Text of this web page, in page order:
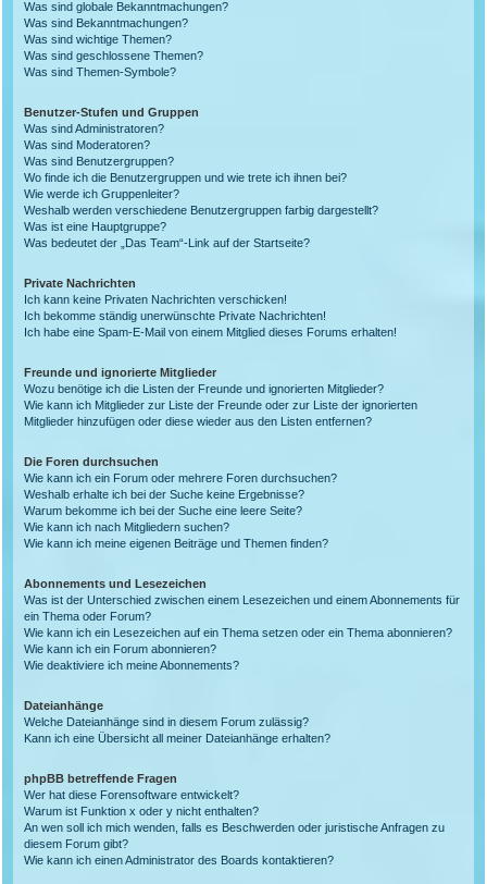
Was sind globale Bekanntmachungen?
Was sind Bekanntmachungen?
Was sind wichtige Themen?
Was sind geschlossene Themen?
Was sind Themen-Symbole?
Benutzer-Stufen und Gruppen
Was sind Administratoren?
Was sind Moderatoren?
Was sind Benutzergruppen?
Wo finde ich die Benutzergruppen und wie trete ich ihnen bei?
Wie werde ich Gruppenleiter?
Weshalb werden verschiedene Benutzergruppen farbig dargestellt?
Was ist eine Hauptgruppe?
Was bedeutet der „Das Team“-Link auf der Startseite?
Private Nachrichten
Ich kann keine Privaten Nachrichten verschicken!
Ich bekomme ständig unerwünschte Private Nachrichten!
Ich habe eine Spam-E-Mail von einem Mitglied dieses Forums erhalten!
Freunde und ignorierte Mitglieder
Wozu benötige ich die Listen der Freunde und ignorierten Mitglieder?
Wie kann ich Mitglieder zur Liste der Freunde oder zur Liste der ignorierten
Mitglieder hinzufügen oder diese wieder aus den Listen entfernen?
Die Foren durchsuchen
Wie kann ich ein Forum oder mehrere Foren durchsuchen?
Weshalb erhalte ich bei der Suche keine Ergebnisse?
Warum bekomme ich bei der Suche eine leere Seite?
Wie kann ich nach Mitgliedern suchen?
Wie kann ich meine eigenen Beiträge und Themen finden?
Abonnements und Lesezeichen
Was ist der Unterschied zwischen einem Lesezeichen und einem Abonnements für
ein Thema oder Forum?
Wie kann ich ein Lesezeichen auf ein Thema setzen oder ein Thema abonnieren?
Wie kann ich ein Forum abonnieren?
Wie deaktiviere ich meine Abonnements?
Dateianhänge
Welche Dateianhänge sind in diesem Forum zulässig?
Kann ich eine Übersicht all meiner Dateianhänge erhalten?
phpBB betreffende Fragen
Wer hat diese Forensoftware entwickelt?
Warum ist Funktion x oder y nicht enthalten?
An wen soll ich mich wenden, falls es Beschwerden oder juristische Anfragen zu
diesem Forum gibt?
Wie kann ich einen Administrator des Boards kontaktieren?